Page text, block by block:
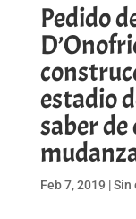
Pedido
estadio
saber
Feb 7, 2019 |Sin